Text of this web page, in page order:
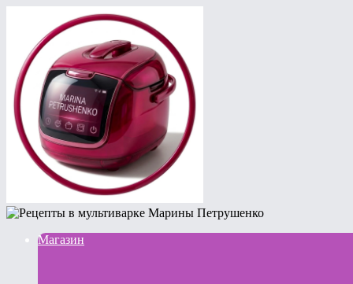
Магазин